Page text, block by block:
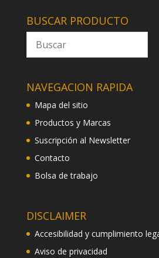
BUSCAR PRODUCTO
NAVEGACION RAPIDA
Mapa del sitio
Productos y Marcas
Suscripción al Newsletter
Contacto
Bolsa de trabajo
DISCLAIMER
Accesibilidad y cumplimiento
Aviso de privacidad